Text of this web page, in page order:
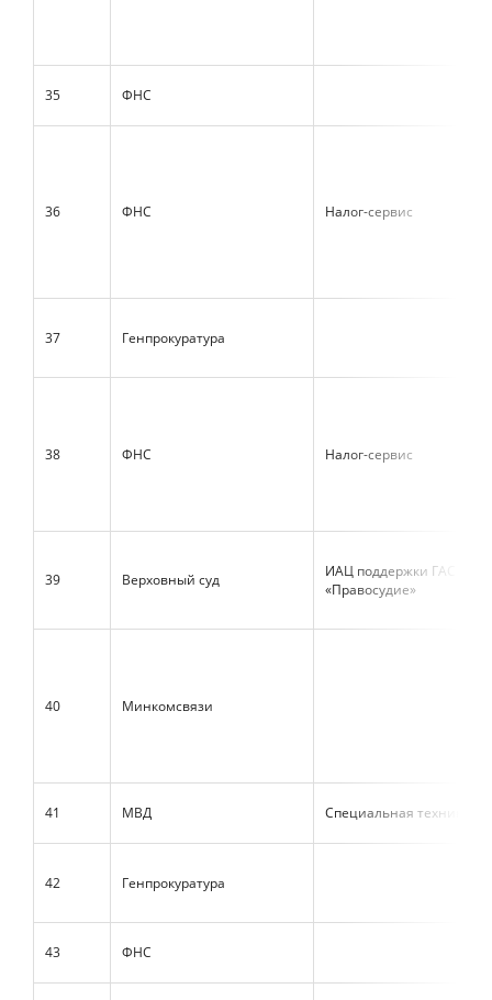
35 ФНС
36 ФНС Налог-сервис
37 Генпрокуратура
38 ФНС Налог-сервис
39 Верховный суд
ИАЦ поддержки ГАС
«Правосудие»
40 Минкомсвязи
41 МВД Специальная техника и
42 Генпрокуратура
43 ФНС